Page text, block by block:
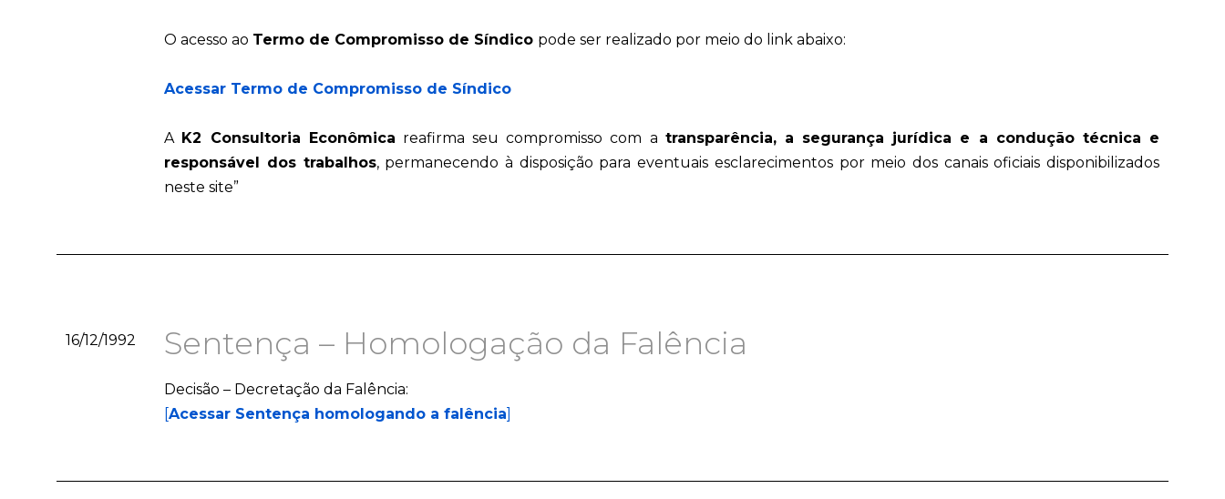
O acesso ao Termo de Compromisso de Síndico pode ser realizado por meio do link abaixo:
Acessar Termo de Compromisso de Síndico
A K2 Consultoria Econômica reafirma seu compromisso com a transparência, a segurança jurídica e a condução técnica e
responsável dos trabalhos, permanecendo à disposição para eventuais esclarecimentos por meio dos canais oficiais disponibilizados
neste site”
16/12/1992 Sentença – Homologação da Falência
Decisão – Decretação da Falência:
[Acessar Sentença homologando a falência]